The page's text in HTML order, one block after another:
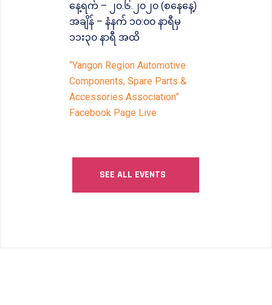
နေ့ရက် – ၂၀.၆.၂၀၂၀ (စနေနေ့)
အချိန် – နံနက် ၁၀:၀၀ နာရီမှ
၁၁း၃၀ နာရီ အထိ
“Yangon Region Automotive
Components, Spare Parts &
Accessories Association”
Facebook Page Live
SEE ALL EVENTS